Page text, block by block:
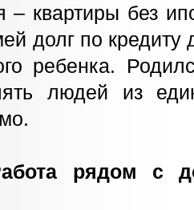
– квартиры без
долг по
ребенка.
людей из
рядом с